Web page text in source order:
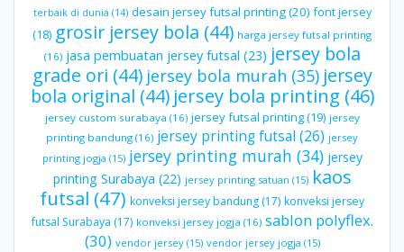
terbaik di dunia (14) desain jersey futsal printing(20) font jersey
(18) grosir jersey bola (44) harga jersey futsal printing
(16) jasa pembuatan jersey futsal (23) jersey bola
grade ori (44) jersey bola murah (35) jersey
bola original (44) jersey bola printing (46)
jersey custom surabaya (16) jersey futsal printing(19) jersey
printing bandung (16) jersey printing futsal (26) jersey
printing jogja (15) jersey printing murah (34) jersey
printing Surabaya (22) jersey printing satuan (15) kaos
futsal (47) konveksi jersey bandung (17) konveksi jersey
futsal Surabaya (17) konveksi jersey jogja (16) sablon polyflex.
(30) vendor jersey(15) vendor jersey jogja (15)